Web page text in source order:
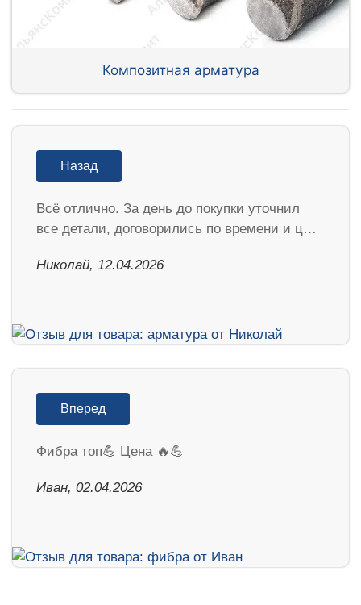
Композитная арматура
Назад
Всё отлично. За день до покупки уточнил
все детали, договорились по времени и ц…
Николай, 12.04.2026
Вперед
Фибра топ💪 Цена 🔥💪
Иван, 02.04.2026